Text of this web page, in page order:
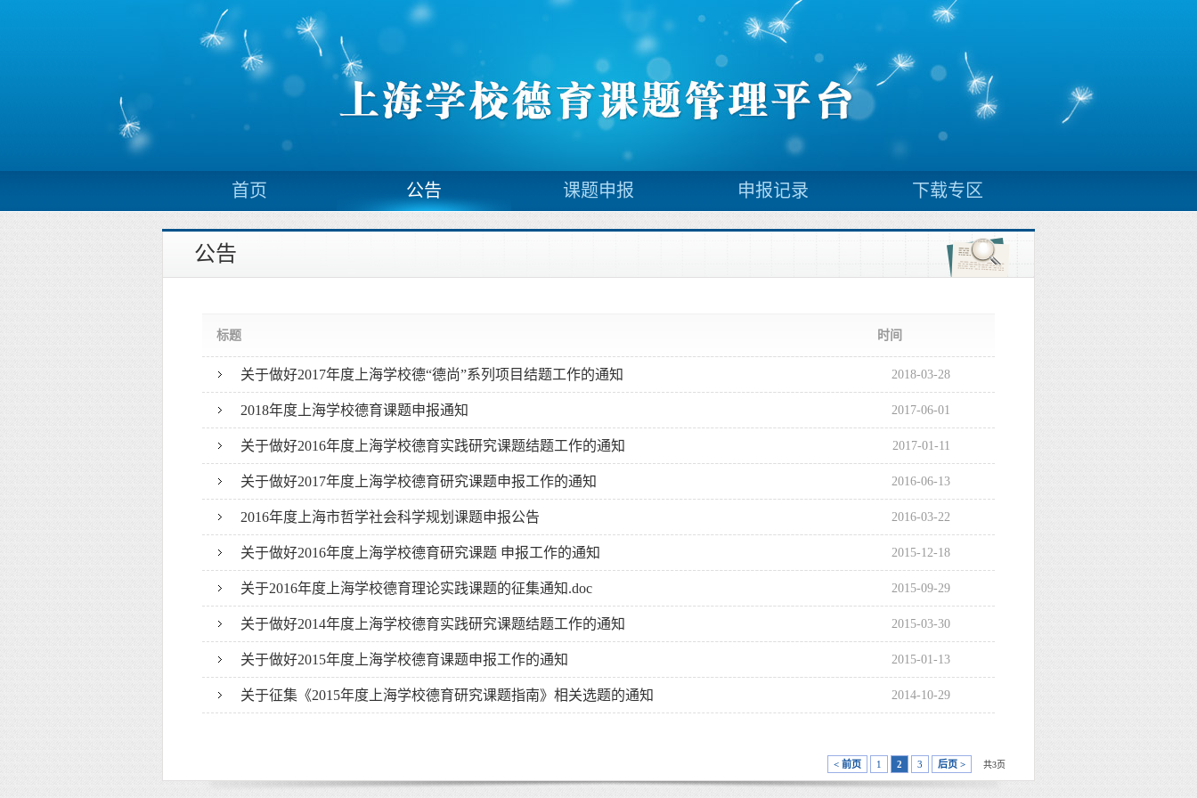
首页 公告 课题申报 申报记录 下载专区
公告
标题 时间
关于做好2017年度上海学校德“德尚”系列项目结题工作的通知 2018-03-28
2018年度上海学校德育课题申报通知 2017-06-01
关于做好2016年度上海学校德育实践研究课题结题工作的通知 2017-01-11
关于做好2017年度上海学校德育研究课题申报工作的通知 2016-06-13
2016年度上海市哲学社会科学规划课题申报公告 2016-03-22
关于做好2016年度上海学校德育研究课题 申报工作的通知 2015-12-18
关于2016年度上海学校德育理论实践课题的征集通知.doc 2015-09-29
关于做好2014年度上海学校德育实践研究课题结题工作的通知 2015-03-30
关于做好2015年度上海学校德育课题申报工作的通知 2015-01-13
关于征集《2015年度上海学校德育研究课题指南》相关选题的通知 2014-10-29
< 前页 1 2 3 后页 > 共3页